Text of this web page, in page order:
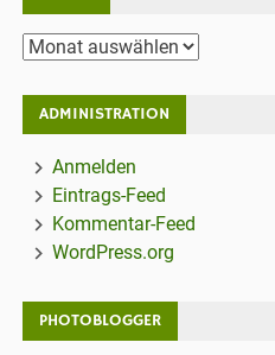
Archiv
ADMINISTRATION
Anmelden
Eintrags-Feed
Kommentar-Feed
WordPress.org
PHOTOBLOGGER